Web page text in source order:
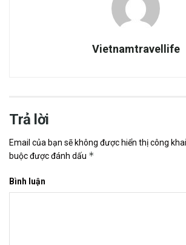
Vietnamtravellife
Trả lời
Email của bạn sẽ không được hiển thị công khai.
buộc được đánh dấu *
Bình luận